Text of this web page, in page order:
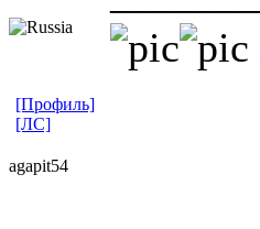
[Профиль]
[ЛС]
agapit54